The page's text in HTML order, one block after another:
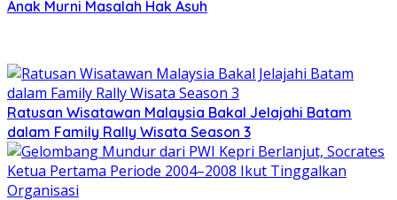
Anak Murni Masalah Hak Asuh
Ratusan Wisatawan Malaysia Bakal Jelajahi Batam
dalam Family Rally Wisata Season 3